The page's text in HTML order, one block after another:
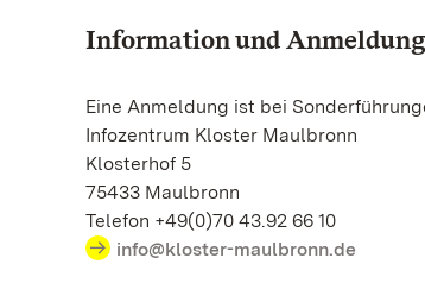
Information und Anmeldung
Eine Anmeldung ist bei
Infozentrum Kloster Maulbronn
Klosterhof 5
75433 Maulbronn
Telefon +49(0)70 43.92 66 10
info@kloster-maulbronn.de